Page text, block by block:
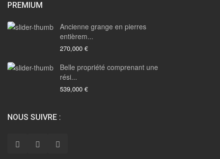
PREMIUM
Ancienne grange en pierres
entièrem...
270,000 €
Belle propriété comprenant une
rési...
539,000 €
NOUS SUIVRE :